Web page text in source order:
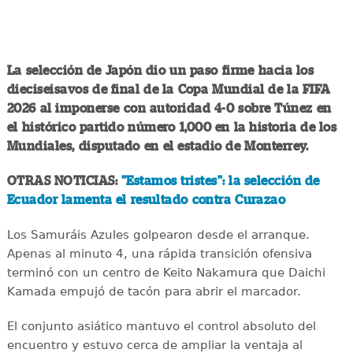
La selección de Japón dio un paso firme hacia los
dieciseisavos de final de la Copa Mundial de la FIFA
2026 al imponerse con autoridad 4-0 sobre Túnez en
el histórico partido número 1,000 en la historia de los
Mundiales, disputado en el estadio de Monterrey.
OTRAS NOTICIAS: "Estamos tristes": la selección de
Ecuador lamenta el resultado contra Curazao
Los Samuráis Azules golpearon desde el arranque.
Apenas al minuto 4, una rápida transición ofensiva
terminó con un centro de Keito Nakamura que Daichi
Kamada empujó de tacón para abrir el marcador.
El conjunto asiático mantuvo el control absoluto del
encuentro y estuvo cerca de ampliar la ventaja al